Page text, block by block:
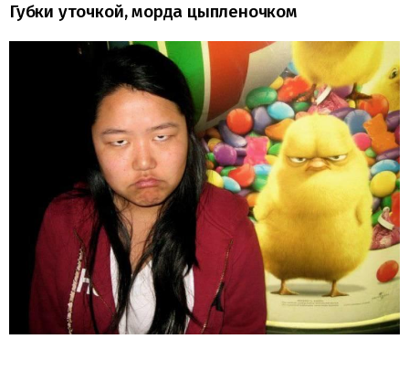
Губки уточкой, морда цыпленочком